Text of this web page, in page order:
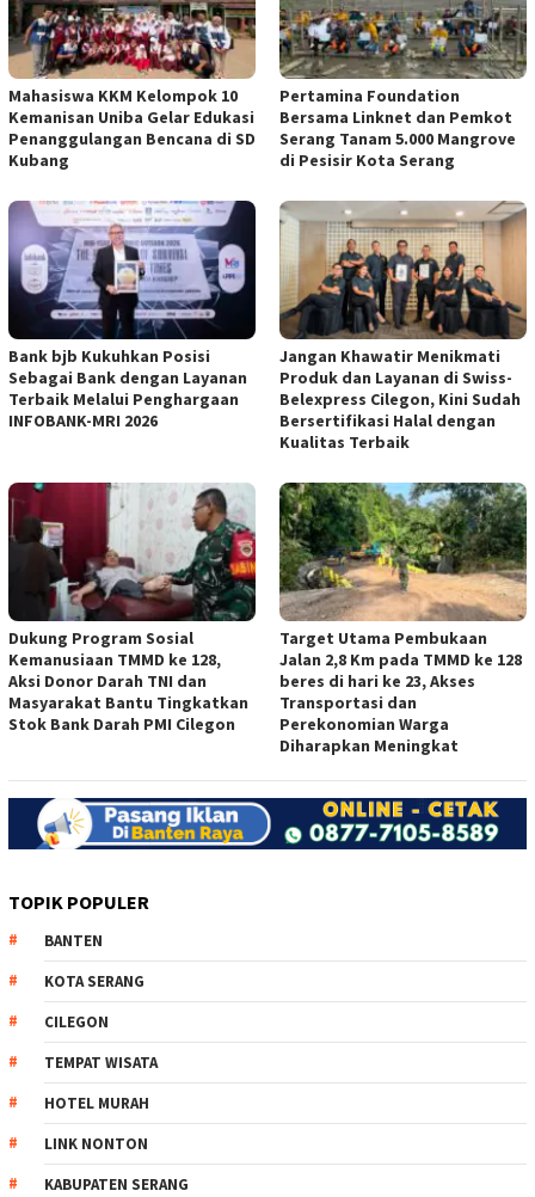
Mahasiswa KKM Kelompok 10
Kemanisan Uniba Gelar Edukasi
Penanggulangan Bencana di SD
Kubang
Pertamina Foundation
Bersama Linknet dan Pemkot
Serang Tanam 5.000 Mangrove
di Pesisir Kota Serang
Bank bjb Kukuhkan Posisi
Sebagai Bank dengan Layanan
Terbaik Melalui Penghargaan
INFOBANK-MRI 2026
Jangan Khawatir Menikmati
Produk dan Layanan di Swiss-
Belexpress Cilegon, Kini Sudah
Bersertifikasi Halal dengan
Kualitas Terbaik
Dukung Program Sosial
Kemanusiaan TMMD ke 128,
Aksi Donor Darah TNI dan
Masyarakat Bantu Tingkatkan
Stok Bank Darah PMI Cilegon
Target Utama Pembukaan
Jalan 2,8 Km pada TMMD ke 128
beres di hari ke 23, Akses
Transportasi dan
Perekonomian Warga
Diharapkan Meningkat
TOPIK POPULER
BANTEN
KOTA SERANG
CILEGON
TEMPAT WISATA
HOTEL MURAH
LINK NONTON
KABUPATEN SERANG